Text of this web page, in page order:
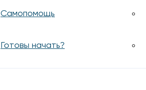
Самопомощь
Готовы начать?